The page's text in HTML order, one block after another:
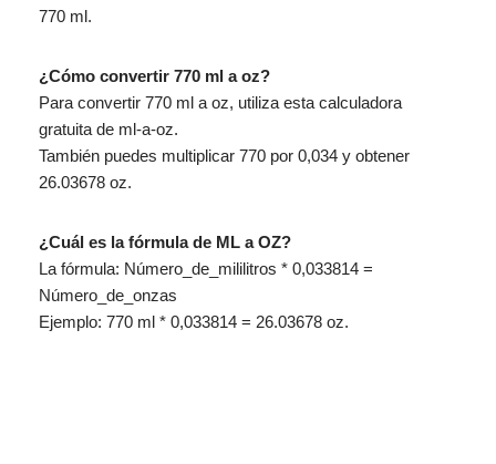
770 ml.
¿Cómo convertir 770 ml a oz?
Para convertir 770 ml a oz, utiliza esta calculadora
gratuita de ml-a-oz.
También puedes multiplicar 770 por 0,034 y obtener
26.03678 oz.
¿Cuál es la fórmula de ML a OZ?
La fórmula: Número_de_mililitros * 0,033814 =
Número_de_onzas
Ejemplo: 770 ml * 0,033814 = 26.03678 oz.